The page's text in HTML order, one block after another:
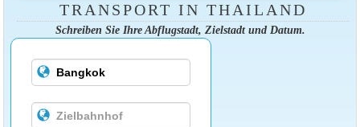
TRANSPORT IN THAILAND
Schreiben Sie Ihre Abflugstadt, Zielstadt und Datum.